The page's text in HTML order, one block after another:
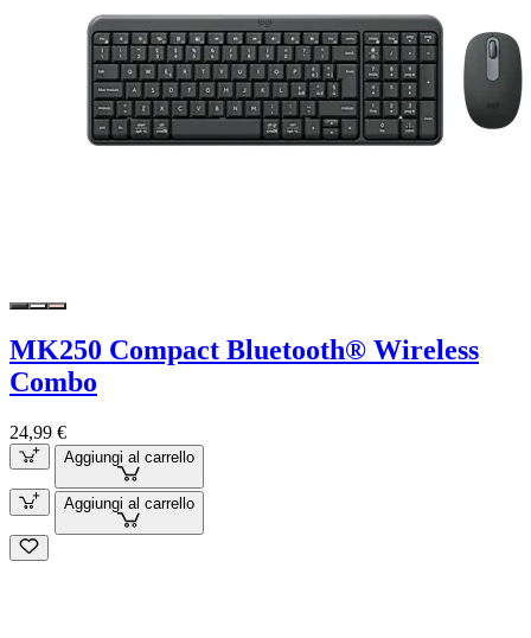
MK250 Compact Bluetooth® Wireless
Combo
24,99 €
Aggiungi al carrello
Aggiungi al carrello